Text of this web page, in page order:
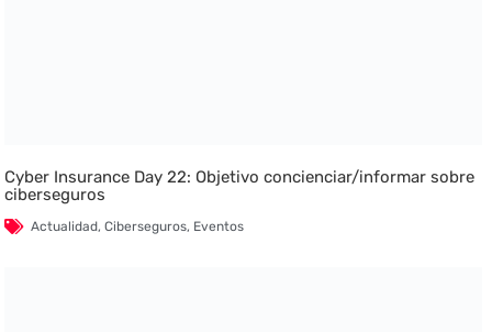
Cyber Insurance Day 22: Objetivo concienciar/informar sobre
ciberseguros
Actualidad,Ciberseguros, Eventos